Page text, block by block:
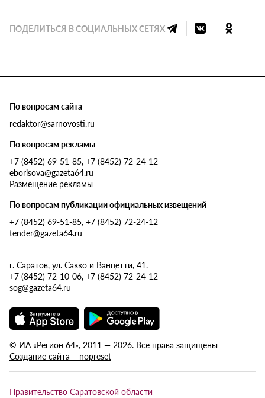
ПОДЕЛИТЬСЯ В СОЦИАЛЬНЫХ СЕТЯХ
По вопросам сайта
redaktor@sarnovosti.ru
По вопросам рекламы
+7 (8452) 69-51-85, +7 (8452) 72-24-12
eborisova@gazeta64.ru
Размещение рекламы
По вопросам публикации официальных извещений
+7 (8452) 69-51-85, +7 (8452) 72-24-12
tender@gazeta64.ru
г. Саратов, ул. Сакко и Ванцетти, 41.
+7 (8452) 72-10-06, +7 (8452) 72-24-12
sog@gazeta64.ru
© ИА «Регион 64», 2011 — 2026. Все права защищены
Создание сайта – nopreset
Правительство Саратовской области